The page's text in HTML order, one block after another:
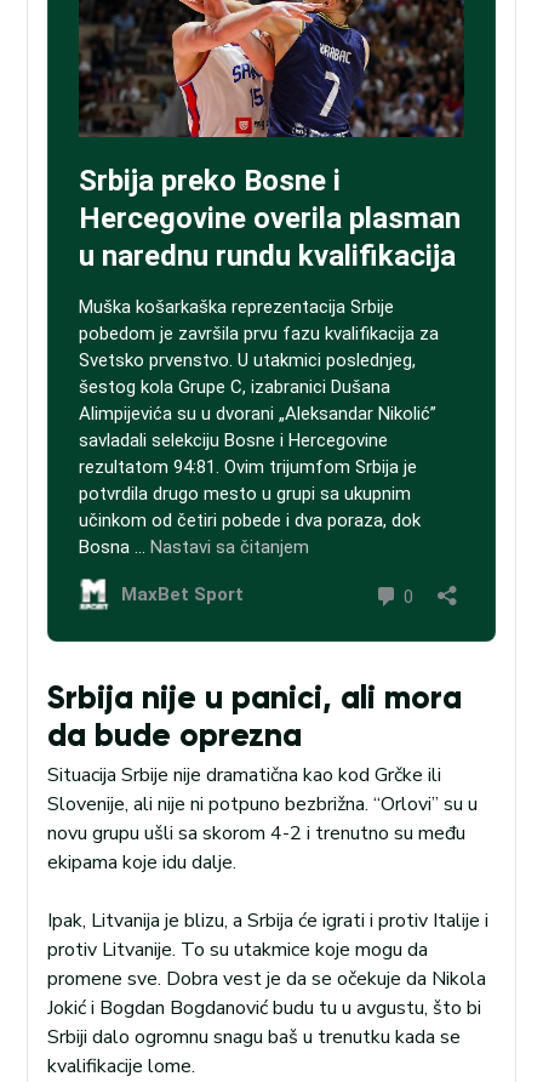
Srbija nije u panici, ali mora
da bude oprezna
Situacija Srbije nije dramatična kao kod Grčke ili
Slovenije, ali nije ni potpuno bezbrižna. “Orlovi” su u
novu grupu ušli sa skorom 4-2 i trenutno su među
ekipama koje idu dalje.
Ipak, Litvanija je blizu, a Srbija će igrati i protiv Italije i
protiv Litvanije. To su utakmice koje mogu da
promene sve. Dobra vest je da se očekuje da Nikola
Jokić i Bogdan Bogdanović budu tu u avgustu, što bi
Srbiji dalo ogromnu snagu baš u trenutku kada se
kvalifikacije lome.